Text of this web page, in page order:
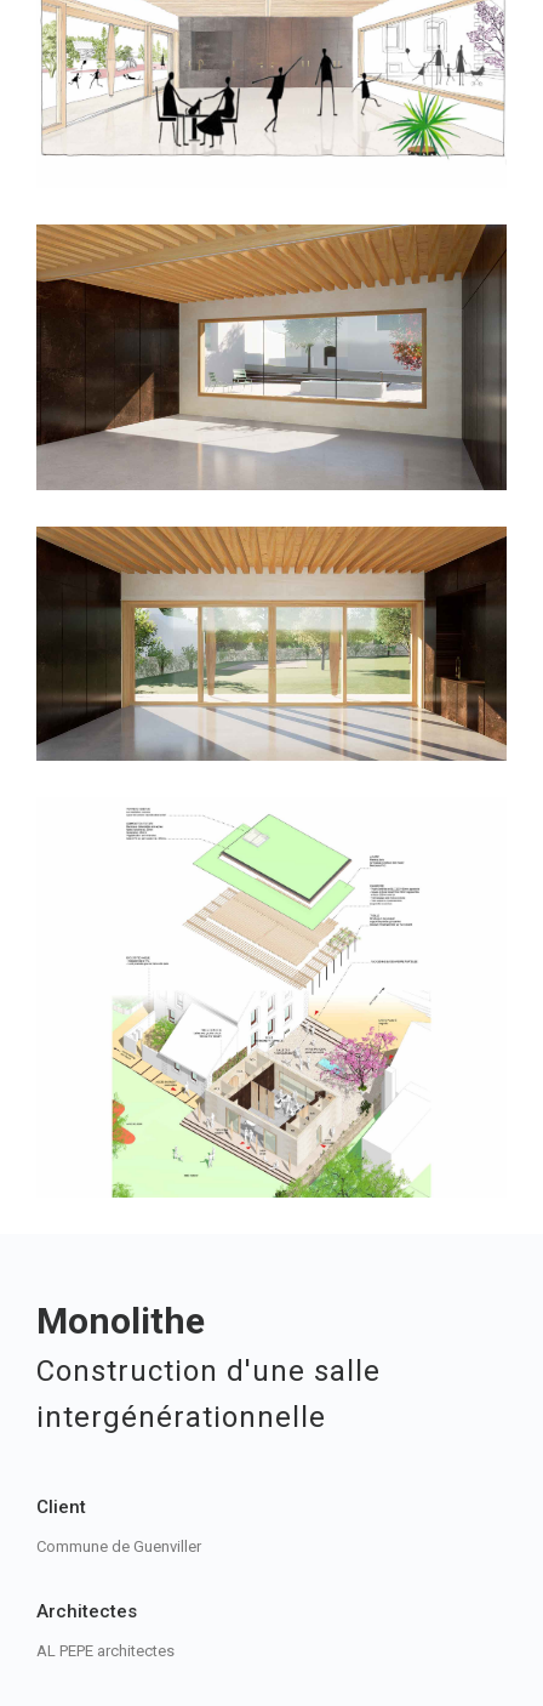
Monolithe
Construction d'une salle
intergénérationnelle
Client
Commune de Guenviller
Architectes
AL PEPE architectes